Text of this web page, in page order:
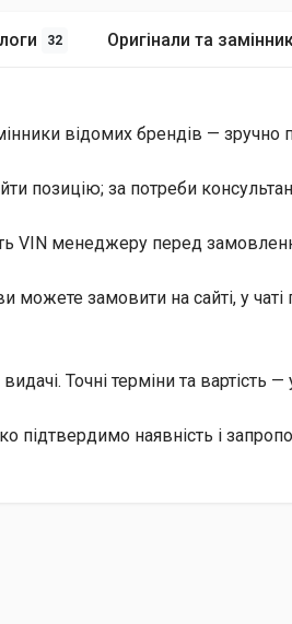
32 Оригінали та
відомих брендів — зручно
за потреби
VIN менеджеру перед
замовити на сайті, у
Точні терміни та вартість
наявність і